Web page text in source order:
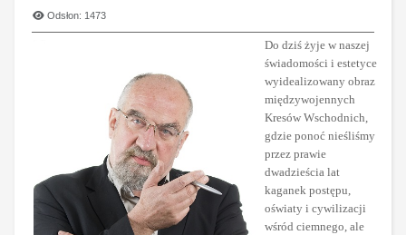
Odsłon: 1473
Do dziś żyje w naszej
świadomości i estetyce
wyidealizowany obraz
międzywojennych
Kresów Wschodnich,
gdzie ponoć nieśliśmy
przez prawie
dwadzieścia lat
kaganek postępu,
oświaty i cywilizacji
wśród ciemnego, ale